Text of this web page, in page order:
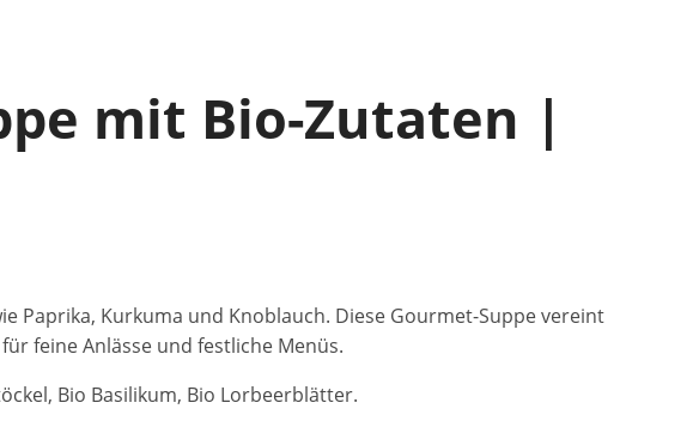
mit Bio-Zutaten |
Paprika, Kurkuma und Knoblauch. Diese Gourmet-Suppe vereint
feine Anlässe und festliche Menüs.
Bio Basilikum, Bio Lorbeerblätter.